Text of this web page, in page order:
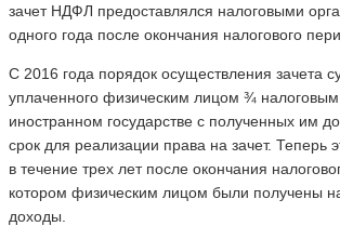
зачет НДФЛ предоставлялся налоговыми
одного года после окончания налогового
С 2016 года порядок осуществления зачета
уплаченного физическим лицом ¾
иностранном государстве с полученных им
срок для реализации права на зачет. Теперь
в течение трех лет после окончания
котором физическим лицом были получены
доходы.